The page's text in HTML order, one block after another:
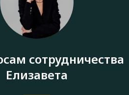
сотрудничества
Елизавета